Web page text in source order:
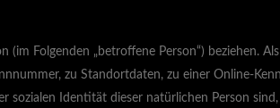
Folgenden „betroffene Person“) beziehen.
zu Standortdaten, zu einer Online-
sozialen Identität dieser natürlichen Person